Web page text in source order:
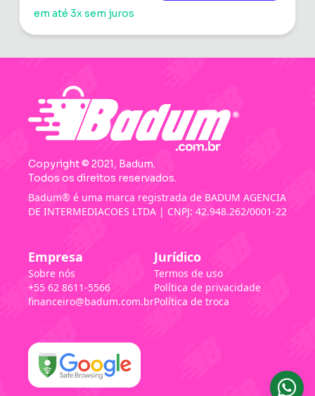
em até 3x sem juros
Copyright © 2021, Badum.
Todos os direitos reservados.
Badum® é uma marca registrada de BADUM AGENCIA
DE INTERMEDIACOES LTDA | CNPJ: 42.948.262/0001-22
Empresa
Sobre nós
+55 62 8611-5566
financeiro@badum.com.br
Jurídico
Termos de uso
Política de privacidade
Política de troca